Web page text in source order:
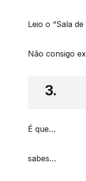
Leio o “Sala
Não consigo
3.
É que…
sabes…